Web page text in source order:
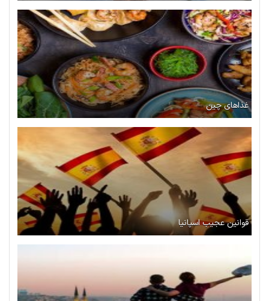
غذاهای چین
قوانین عجیب اسپانیا